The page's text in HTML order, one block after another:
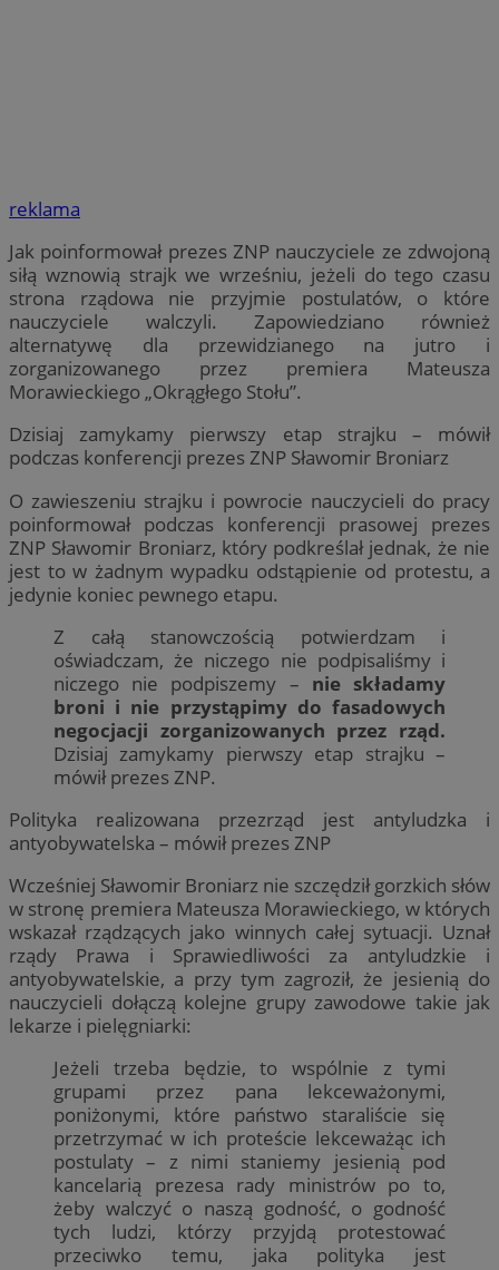
reklama
Jak poinformował prezes ZNP nauczyciele ze zdwojoną
siłą wznowią strajk we wrześniu, jeżeli do tego czasu
strona rządowa nie przyjmie postulatów, o które
nauczyciele walczyli. Zapowiedziano również
alternatywę dla przewidzianego na jutro i
zorganizowanego przez premiera Mateusza
Morawieckiego „Okrągłego Stołu”.
Dzisiaj zamykamy pierwszy etap strajku – mówił
podczas konferencji prezes ZNP Sławomir Broniarz
O zawieszeniu strajku i powrocie nauczycieli do pracy
poinformował podczas konferencji prasowej prezes
ZNP Sławomir Broniarz, który podkreślał jednak, że nie
jest to w żadnym wypadku odstąpienie od protestu, a
jedynie koniec pewnego etapu.
Z całą stanowczością potwierdzam i
oświadczam, że niczego nie podpisaliśmy i
niczego nie podpiszemy – nie składamy
broni i nie przystąpimy do fasadowych
negocjacji zorganizowanych przez rząd.
Dzisiaj zamykamy pierwszy etap strajku –
mówił prezes ZNP.
Polityka realizowana przezrząd jest antyludzka i
antyobywatelska – mówił prezes ZNP
Wcześniej Sławomir Broniarz nie szczędził gorzkich słów
w stronę premiera Mateusza Morawieckiego, w których
wskazał rządzących jako winnych całej sytuacji. Uznał
rządy Prawa i Sprawiedliwości za antyludzkie i
antyobywatelskie, a przy tym zagroził, że jesienią do
nauczycieli dołączą kolejne grupy zawodowe takie jak
lekarze i pielęgniarki:
Jeżeli trzeba będzie, to wspólnie z tymi
grupami przez pana lekceważonymi,
poniżonymi, które państwo staraliście się
przetrzymać w ich proteście lekceważąc ich
postulaty – z nimi staniemy jesienią pod
kancelarią prezesa rady ministrów po to,
żeby walczyć o naszą godność, o godność
tych ludzi, którzy przyjdą protestować
przeciwko temu, jaka polityka jest